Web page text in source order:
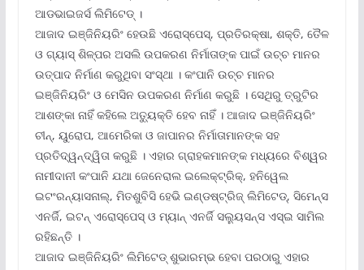
ଆଡଭାଇଜର୍ସ ଲିମିଟେଡ୍ ।
ଆଜାଦ ଇଞ୍ଜିନିୟରିଂ ହେଉଛି ଏରୋସ୍ପେସ୍‌, ପ୍ରତିରକ୍ଷା, ଶକ୍ତି, ତୈଳ
ଓ ଗ୍ୟାସ୍ ଶିଳ୍ପର ଅସଲି ଉପକରଣ ନିର୍ମାତାଙ୍କ ପାଇଁ ଉଚ୍ଚ ମାନର
ଉତ୍ପାଦ ନିର୍ମାଣ କରୁଥିବା ସଂସ୍ଥା । କଂପାନି ଉଚ୍ଚ ମାନର
ଇଞ୍ଜିନିୟରିଂ ଓ ମେସିନ ଉପକରଣ ନିର୍ମାଣ କରୁଛି । ସେଥିରୁ ତ୍ରୁଟିର
ଆଶଙ୍କା ନାହିଁ କହିଲେ ଅତ୍ୟୁକ୍ତି ହେବ ନାହିଁ । ଆଜାଦ ଇଞ୍ଜିନିୟରିଂ
ଚୀନ୍‌, ୟୁରୋପ, ଆମେରିକା ଓ ଜାପାନର ନିର୍ମାତାମାନଙ୍କ ସହ
ପ୍ରତିଦ୍ୱନ୍ଦ୍ୱିତା କରୁଛି । ଏହାର ଗ୍ରାହକମାନଙ୍କ ମଧ୍ୟରେ ବିଶ୍ୱର
ନାମୀଦାନୀ କଂପାନି ଯଥା ଜେନେରାଲ ଇଲେକ୍ଟ୍ରିକ୍‌, ହନିୱେଲ
ଇଟଂରନ୍ୟାସନାଲ୍‌, ମିତଶୁବିସି ହେଭି ଇଣ୍ଡଷ୍ଟ୍ରିଜ୍ ଲିମିଟେଡ୍‌, ସିମେନ୍ସ
ଏନର୍ଜି, ଇଟନ୍ ଏରୋସ୍ପେସ୍ ଓ ମ୍ୟାନ୍ ଏନର୍ଜି ସଲ୍ୟୁସନ୍ସ ଏସ୍‌ଇ ସାମିଲ
ରହିଛନ୍ତି ।
ଆଜାଦ ଇଞ୍ଜିନିୟରିଂ ଲିମିଟେଡ୍ ଶୁଭାରମ୍ଭ ହେବା ପରଠାରୁ ଏହାର